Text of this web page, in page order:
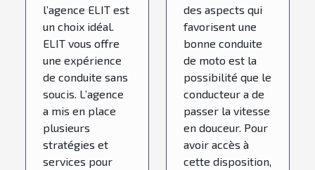
l’agence ELIT est
un choix idéal.
ELIT vous offre
une expérience
de conduite sans
soucis. L’agence
a mis en place
plusieurs
stratégies et
services pour
des aspects qui
favorisent une
bonne conduite
de moto est la
possibilité que le
conducteur a de
passer la vitesse
en douceur. Pour
avoir accès à
cette disposition,